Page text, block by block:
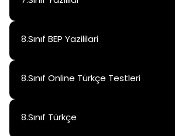
8.Sınıf BEP Yazililari
8.Sınıf Online Türkçe Testleri
8.Sınıf Türkçe